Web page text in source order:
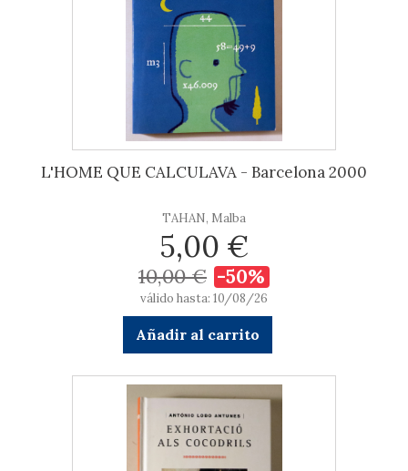
L'HOME QUE CALCULAVA - Barcelona 2000
TAHAN, Malba
5,00 €
10,00 € -50%
válido hasta: 10/08/26
Añadir al carrito